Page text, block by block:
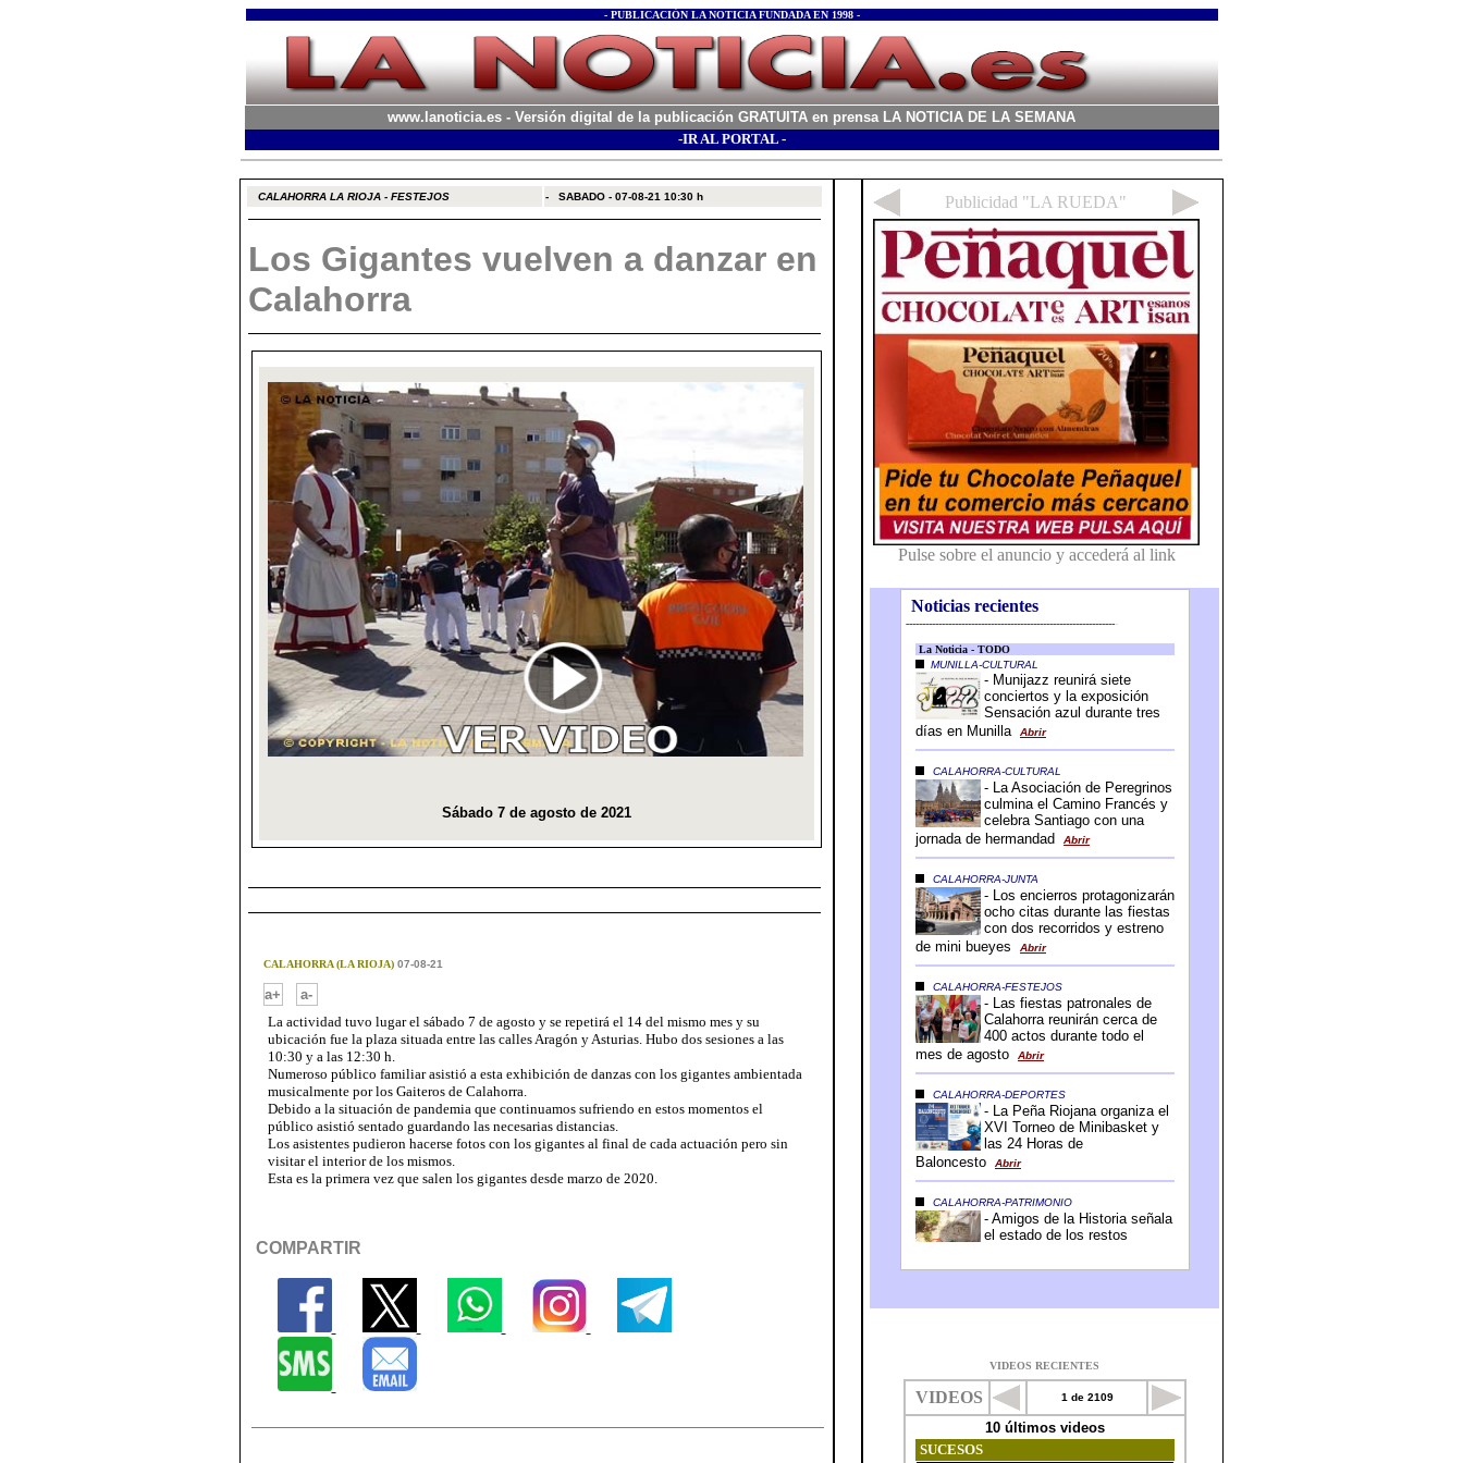
- PUBLICACIÓN LA NOTICIA FUNDADA EN 1998 -
www.lanoticia.es - Versión digital de la publicación GRATUITA en prensa LA NOTICIA DE LA SEMANA
-IR AL PORTAL -
CALAHORRA LA RIOJA - FESTEJOS - SABADO - 07-08-21 10:30 h
Los Gigantes vuelven a danzar en
Calahorra
CALAHORRA (LA RIOJA)07-08-21
a+
a-
La actividad tuvo lugar el sábado 7 de agosto y se repetirá el 14 del mismo mes y su
ubicación fue la plaza situada entre las calles Aragón y Asturias. Hubo dos sesiones a las
10:30 y a las 12:30 h.
Numeroso público familiar asistió a esta exhibición de danzas con los gigantes ambientada
musicalmente por los Gaiteros de Calahorra.
Debido a la situación de pandemia que continuamos sufriendo en estos momentos el
público asistió sentado guardando las necesarias distancias.
Los asistentes pudieron hacerse fotos con los gigantes al final de cada actuación pero sin
visitar el interior de los mismos.
Esta es la primera vez que salen los gigantes desde marzo de 2020.
COMPARTIR
Noticias recientes
-----------------------------------------------------------------
VIDEOS RECIENTES